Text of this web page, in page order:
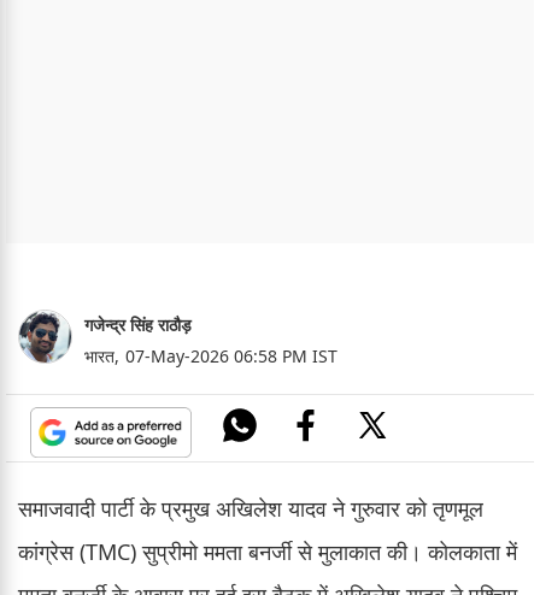
गजेन्द्र सिंह राठौड़
भारत, 07-May-2026 06:58 PM IST
समाजवादी पार्टी के प्रमुख अखिलेश यादव ने गुरुवार को तृणमूल
कांग्रेस (TMC) सुप्रीमो ममता बनर्जी से मुलाकात की। कोलकाता में